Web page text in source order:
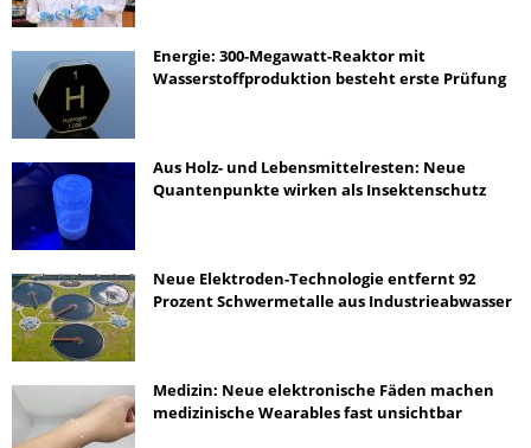
Energie: 300-Megawatt-Reaktor mit
Wasserstoffproduktion besteht erste Prüfung
Aus Holz- und Lebensmittelresten: Neue
Quantenpunkte wirken als Insektenschutz
Neue Elektroden-Technologie entfernt 92
Prozent Schwermetalle aus Industrieabwasser
Medizin: Neue elektronische Fäden machen
medizinische Wearables fast unsichtbar